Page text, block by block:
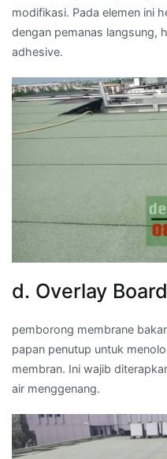
modifikasi. Pada elemen ini
dengan pemanas langsung,
adhesive.
d. Overlay Board
pemborong membrane
papan penutup untuk
membran. Ini wajib
air menggenang.